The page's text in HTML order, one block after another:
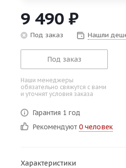
об оплате Плайтом
недели
8 800 302-
plait.ru
9 490 ₽
Под заказ Нашли
Под заказ
Наши менеджеры
обязательно свяжутся с вами
и уточнят условия заказа
Гарантия 1 год
Рекомендуют 0 человек
Характеристики